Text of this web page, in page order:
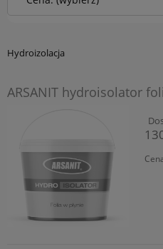
Hydroizolacja
ARSANIT hydroisolator